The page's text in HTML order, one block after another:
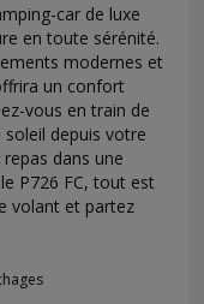
car de luxe
en toute sérénité.
modernes et
un confort
vous en train de
depuis votre
dans une
P726 FC, tout est
volant et partez